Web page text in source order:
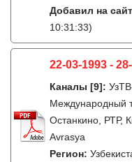
Добавил на
10:31:33)
22-03-1993 -
Каналы [9]:
Международный
Останкино, РТР,
Avrasya
Регион: